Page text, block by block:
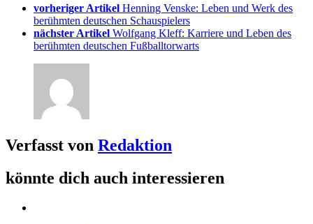
vorheriger Artikel Henning Venske: Leben und Werk des
berühmten deutschen Schauspielers
nächster Artikel Wolfgang Kleff: Karriere und Leben des
berühmten deutschen Fußballtorwarts
Verfasst von Redaktion
könnte dich auch interessieren